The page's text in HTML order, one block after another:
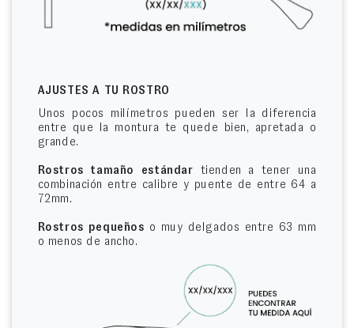
AJUSTES A TU ROSTRO
Unos pocos milímetros pueden ser la diferencia
entre que la montura te quede bien, apretada o
grande.
Rostros tamaño estándar tienden a tener una
combinación entre calibre y puente de entre 64 a
72mm.
Rostros pequeños o muy delgados entre 63 mm
o menos de ancho.